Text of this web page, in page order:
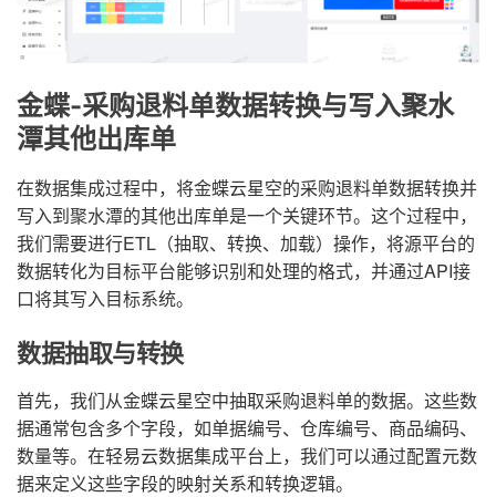
金蝶-采购退料单数据转换与写入聚水
潭其他出库单
在数据集成过程中，将金蝶云星空的采购退料单数据转换并
写入到聚水潭的其他出库单是一个关键环节。这个过程中，
我们需要进行ETL（抽取、转换、加载）操作，将源平台的
数据转化为目标平台能够识别和处理的格式，并通过API接
口将其写入目标系统。
数据抽取与转换
首先，我们从金蝶云星空中抽取采购退料单的数据。这些数
据通常包含多个字段，如单据编号、仓库编号、商品编码、
数量等。在轻易云数据集成平台上，我们可以通过配置元数
据来定义这些字段的映射关系和转换逻辑。